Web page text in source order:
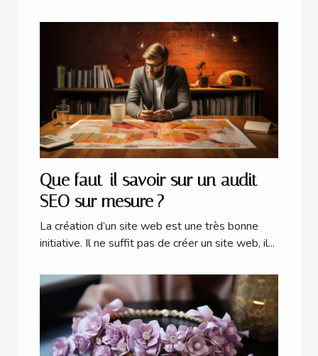
Que faut-il savoir sur un audit
SEO sur mesure ?
La création d’un site web est une très bonne
initiative. Il ne suffit pas de créer un site web, il...